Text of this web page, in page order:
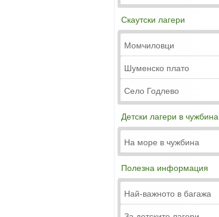
Скаутски лагери
Момчиловци
Шуменско плато
Село Годлево
Детски лагери в чужбина
На море в чужбина
Полезна информация
Най-важното в багажа